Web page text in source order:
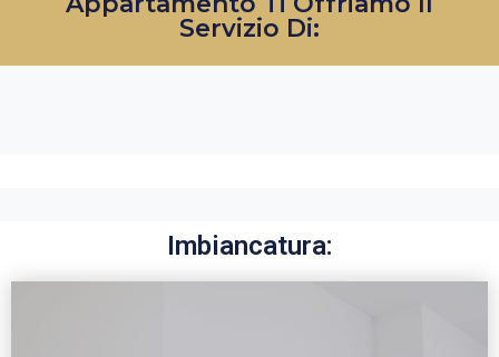
Servizio Di:
Imbiancatura: